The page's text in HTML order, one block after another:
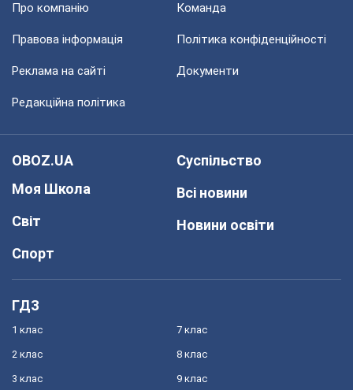
Про компанію Команда
Правова інформація Політика конфіденційності
Реклама на сайті Документи
Редакційна політика
OBOZ.UA
Моя Школа
Світ
Спорт
Суспільство
Всі новини
Новини освіти
ГДЗ
1 клас
2 клас
3 клас
7 клас
8 клас
9 клас